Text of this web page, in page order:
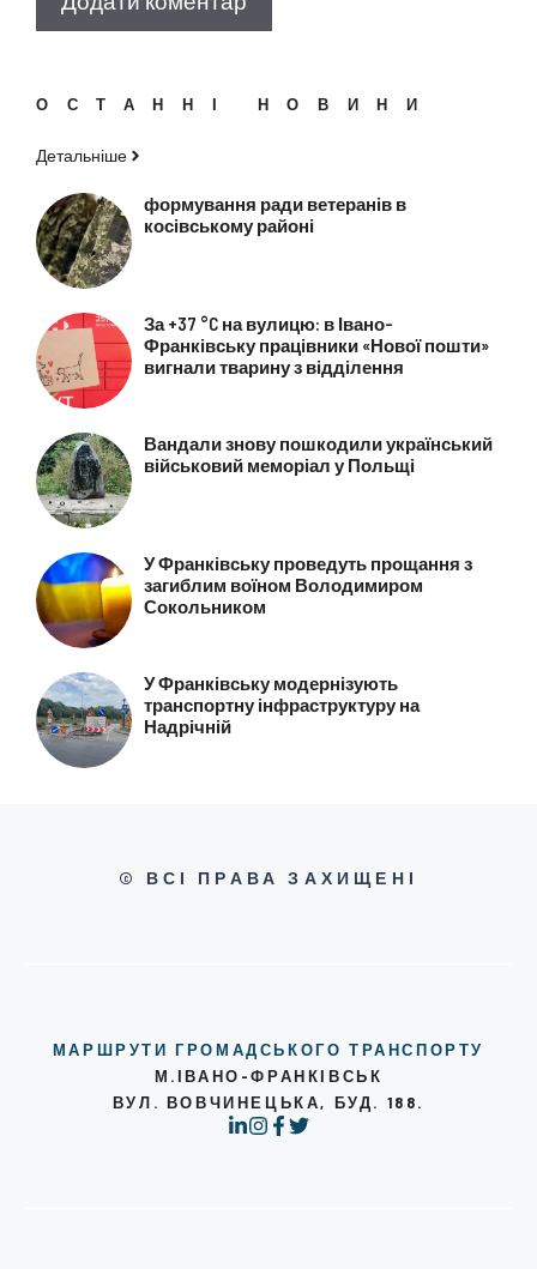
ОСТАННІ НОВИНИ
Детальніше
формування ради ветеранів в
косівському районі
За +37 °C на вулицю: в Івано-
Франківську працівники «Нової пошти»
вигнали тварину з відділення
Вандали знову пошкодили український
військовий меморіал у Польщі
У Франківську проведуть прощання з
загиблим воїном Володимиром
Сокольником
У Франківську модернізують
транспортну інфраструктуру на
Надрічній
© ВСІ ПРАВА ЗАХИЩЕНІ
МАРШРУТИ ГРОМАДСЬКОГО ТРАНСПОРТУ
М.ІВАНО-ФРАНКІВСЬК
ВУЛ. ВОВЧИНЕЦЬКА, БУД. 188.